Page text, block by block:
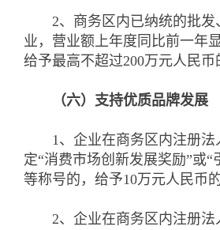
2、商务区内已纳统的批发
业，营业额上年度同比前一年
给予最高不超过200万元人民币
（六）支持优质品牌发展
1、企业在商务区内注册法
定“消费市场创新发展奖励”或“
等称号的，给予10万元人民币
2、企业在商务区内注册法